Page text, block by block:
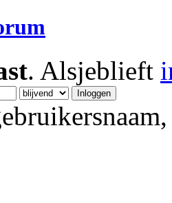
. Alsjeblieft